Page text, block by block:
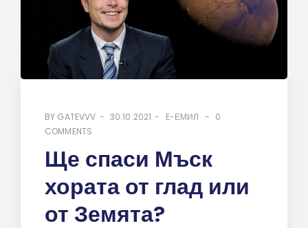
BY GATEVVV 30.10.2021 E-ЕМИЛ
0
COMMENTS
Ще спаси Мъск
хората от глад или
от Земята?